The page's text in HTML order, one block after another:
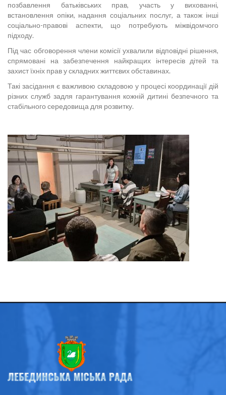
позбавлення батьківських прав, участь у вихованні,
встановлення опіки, надання соціальних послуг, а також інші
соціально-правові аспекти, що потребують міжвідомчого
підходу.
Під час обговорення члени комісії ухвалили відповідні рішення,
спрямовані на забезпечення найкращих інтересів дітей та
захист їхніх прав у складних життєвих обставинах.
Такі засідання є важливою складовою у процесі координації дій
різних служб задля гарантування кожній дитині безпечного та
стабільного середовища для розвитку.